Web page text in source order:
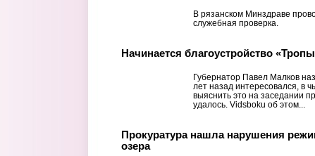
В рязанском Минздраве
служебная проверка.
Начинается благоустройство
Губернатор Павел Малков
лет назад интересовался, в
выяснить это на заседании
удалось. Vidsboku об этом...
Прокуратура нашла нарушения
озера